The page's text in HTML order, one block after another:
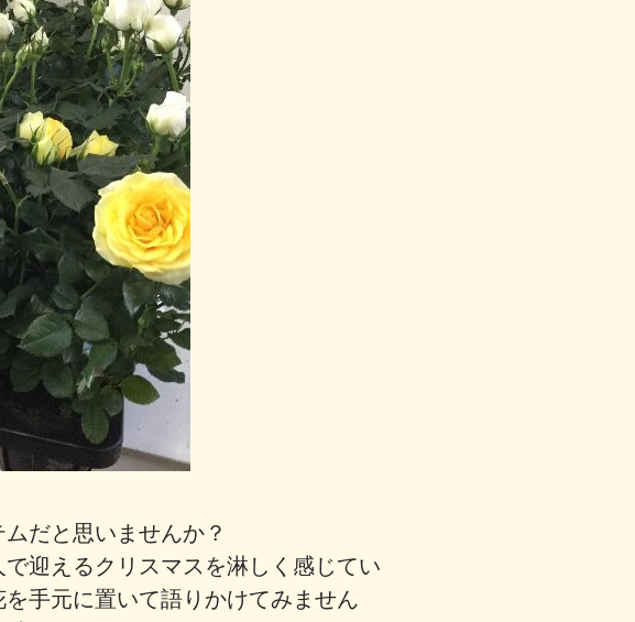
ムだと思いませんか？
迎えるクリスマスを淋しく感じてい
手元に置いて語りかけてみません